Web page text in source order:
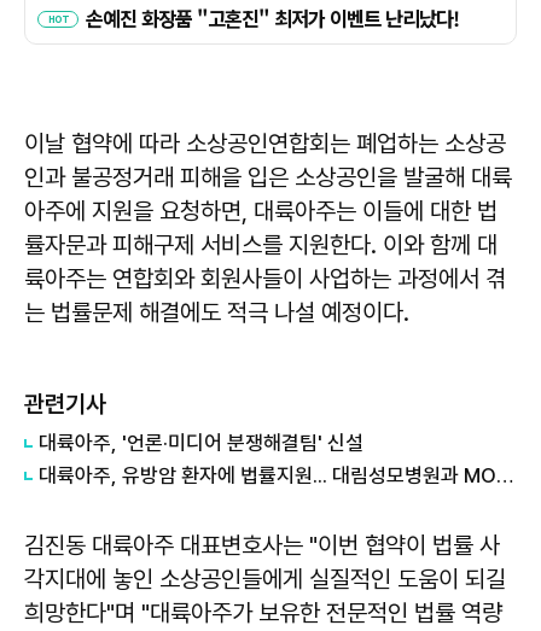
이날 협약에 따라 소상공인연합회는 폐업하는 소상공
인과 불공정거래 피해을 입은 소상공인을 발굴해 대륙
아주에 지원을 요청하면, 대륙아주는 이들에 대한 법
률자문과 피해구제 서비스를 지원한다. 이와 함께 대
륙아주는 연합회와 회원사들이 사업하는 과정에서 겪
는 법률문제 해결에도 적극 나설 예정이다.
관련기사
대륙아주, '언론·미디어 분쟁해결팀' 신설
대륙아주, 유방암 환자에 법률지원... 대림성모병원과 MOU 체결
김진동 대륙아주 대표변호사는 "이번 협약이 법률 사
각지대에 놓인 소상공인들에게 실질적인 도움이 되길
희망한다"며 "대륙아주가 보유한 전문적인 법률 역량